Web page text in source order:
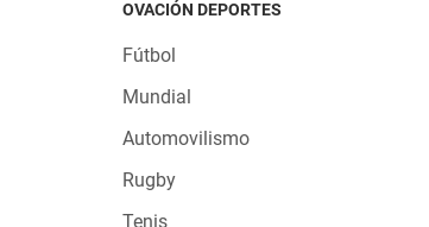
OVACIÓN DEPORTES
Fútbol
Mundial
Automovilismo
Rugby
Tenis